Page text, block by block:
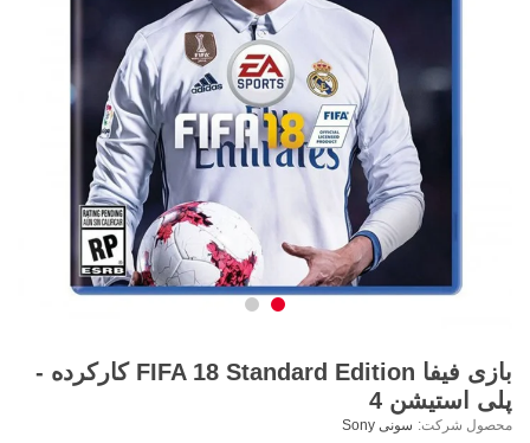
بازی فیفا FIFA 18 Standard Edition کارکرده -
پلی استیشن 4
محصول شرکت: سونی Sony